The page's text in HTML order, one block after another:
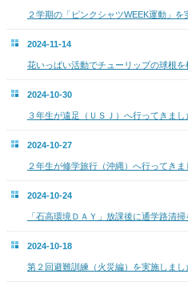
２学期の「ピンクシャツWEEK運動」を
2024-11-14
花いっぱい活動でチューリップの球根を
2024-10-30
３年生が遠足（ＵＳＪ）へ行ってきまし
2024-10-27
２年生が修学旅行（沖縄）へ行ってきま
2024-10-24
「石高環境ＤＡＹ」放課後に通学路清掃
2024-10-18
第２回避難訓練（火災編）を実施しまし